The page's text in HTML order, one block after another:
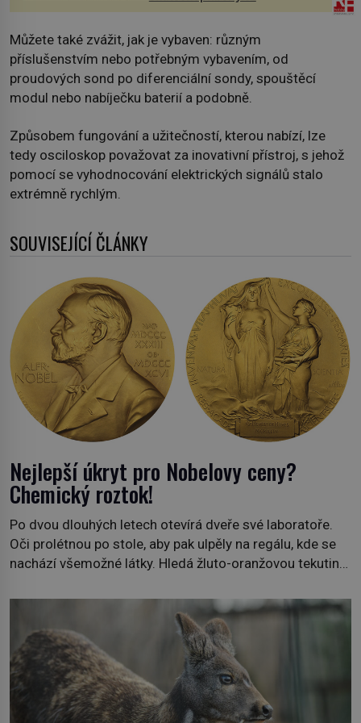
Můžete také zvážit, jak je vybaven: různým
příslušenstvím nebo potřebným vybavením, od
proudových sond po diferenciální sondy, spouštěcí
modul nebo nabíječku baterií a podobně.
Způsobem fungování a užitečností, kterou nabízí, lze
tedy osciloskop považovat za inovativní přístroj, s jehož
pomocí se vyhodnocování elektrických signálů stalo
extrémně rychlým.
SOUVISEJÍCÍ ČLÁNKY
Nejlepší úkryt pro Nobelovy ceny?
Chemický roztok!
Po dvou dlouhých letech otevírá dveře své laboratoře.
Oči prolétnou po stole, aby pak ulpěly na regálu, kde se
nachází všemožné látky. Hledá žluto-oranžovou tekutinu,
plán dokončit. Pod termínem aqua regia se skrývá
směs s názvem lučavka královská. Svůj přídomek nemá
pro nic za nic, […]